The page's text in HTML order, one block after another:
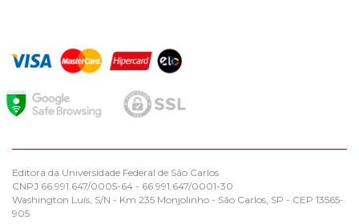
Editora da Universidade Federal de São Carlos
CNPJ 66.991.647/0005-64 - 66.991.647/0001-30
Washington Luís, S/N - Km 235 Monjolinho - São Carlos, SP - CEP 13565-
905